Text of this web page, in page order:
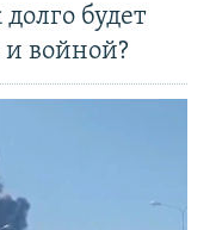
будет
войной?